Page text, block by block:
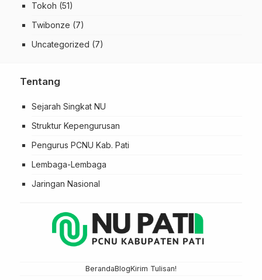
Tokoh (51)
Twibonze (7)
Uncategorized (7)
Tentang
Sejarah Singkat NU
Struktur Kepengurusan
Pengurus PCNU Kab. Pati
Lembaga-Lembaga
Jaringan Nasional
BerandaBlogKirim Tulisan!